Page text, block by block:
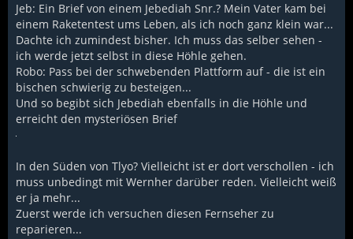
Jeb: Ein Brief von einem Jebediah Snr.? Mein Vater kam bei
einem Raketentest ums Leben, als ich noch ganz klein war...
Dachte ich zumindest bisher. Ich muss das selber sehen -
ich werde jetzt selbst in diese Höhle gehen.
Robo: Pass bei der schwebenden Plattform auf - die ist ein
bischen schwierig zu besteigen...
Und so begibt sich Jebediah ebenfalls in die Höhle und
erreicht den mysteriösen Brief
In den Süden von Tlyo? Vielleicht ist er dort verschollen - ich
muss unbedingt mit Wernher darüber reden. Vielleicht weiß
er ja mehr...
Zuerst werde ich versuchen diesen Fernseher zu
reparieren...